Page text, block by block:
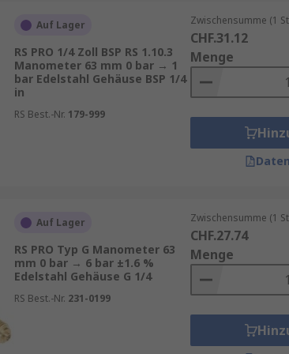
RS Procurement Solutions
. Informationen
für eine kostenfreie Lieferung
Auf Lager
RS PRO 1/4 Zoll BSP RS 1.10.3
Manometer 63 mm 0 bar → 1
bar Edelstahl Gehäuse BSP 1/4
in
RS Best.-Nr. 179-999
Zwischensumme (1
CHF.31.12
Menge
Auf Lager
RS PRO Typ G Manometer 63
mm 0 bar → 6 bar ±1.6 %
Edelstahl Gehäuse G 1/4
RS Best.-Nr. 231-0199
Zwischensumme (1
CHF.27.74
Menge